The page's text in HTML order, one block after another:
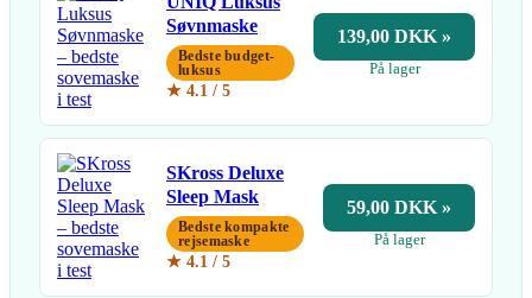
Søvnmaske
Bedste budget-
luksus
★ 4.1 / 5
139,00 DKK »
På lager
SKross Deluxe
Sleep Mask
Bedste kompakte
rejsemaske
★ 4.1 / 5
59,00 DKK »
På lager